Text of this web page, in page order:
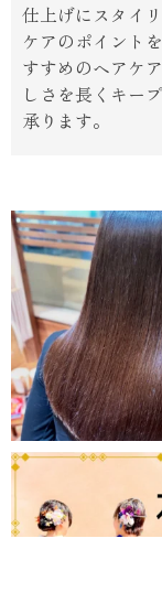
仕上げにスタイ
ケアのポイント
すすめのヘアケ
しさを長くキー
承ります。